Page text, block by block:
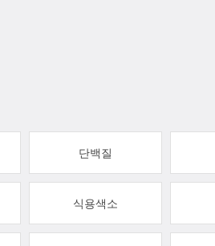
단백질
식용색소